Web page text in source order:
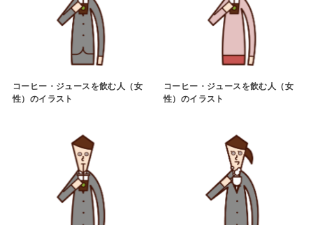
コーヒー・ジュースを飲む人（女
性）のイラスト
コーヒー・ジュースを飲む人（女
性）のイラスト